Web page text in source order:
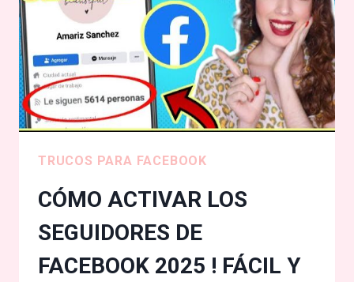
INSTAGRAM
EN
ANDROID/
VARIAS
FOTOS
HISTORIA
TRUCOS PARA FACEBOOK
CÓMO ACTIVAR LOS
SEGUIDORES DE
FACEBOOK 2025 ! FÁCIL Y